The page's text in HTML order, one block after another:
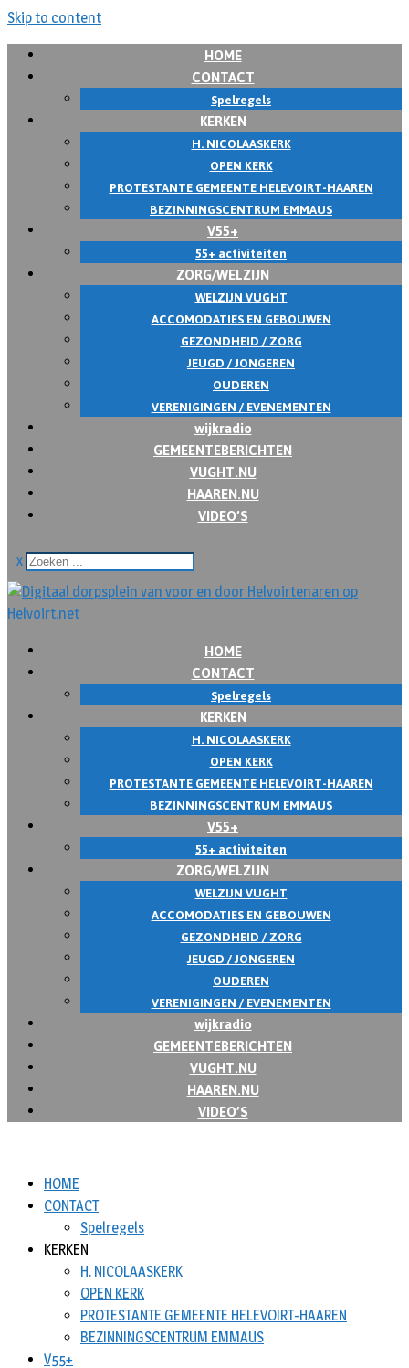
Skip to content
HOME
CONTACT
Spelregels
KERKEN
H. NICOLAASKERK
OPEN KERK
PROTESTANTE GEMEENTE HELEVOIRT-HAAREN
BEZINNINGSCENTRUM EMMAUS
V55+
55+ activiteiten
ZORG/WELZIJN
WELZIJN VUGHT
ACCOMODATIES EN GEBOUWEN
GEZONDHEID / ZORG
JEUGD / JONGEREN
OUDEREN
VERENIGINGEN / EVENEMENTEN
wijkradio
GEMEENTEBERICHTEN
VUGHT.NU
HAAREN.NU
VIDEO’S
x
HOME
CONTACT
Spelregels
KERKEN
H. NICOLAASKERK
OPEN KERK
PROTESTANTE GEMEENTE HELEVOIRT-HAAREN
BEZINNINGSCENTRUM EMMAUS
V55+
55+ activiteiten
ZORG/WELZIJN
WELZIJN VUGHT
ACCOMODATIES EN GEBOUWEN
GEZONDHEID / ZORG
JEUGD / JONGEREN
OUDEREN
VERENIGINGEN / EVENEMENTEN
wijkradio
GEMEENTEBERICHTEN
VUGHT.NU
HAAREN.NU
VIDEO’S
HOME
CONTACT
Spelregels
KERKEN
H. NICOLAASKERK
OPEN KERK
PROTESTANTE GEMEENTE HELEVOIRT-HAAREN
BEZINNINGSCENTRUM EMMAUS
V55+